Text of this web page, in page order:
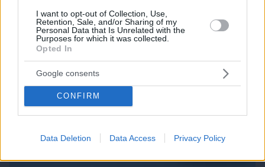
I want to opt-out of Collection, Use,
Retention, Sale, and/or Sharing of my
Personal Data that Is Unrelated with the
Purposes for which it was collected.
Opted In
Google consents
CONFIRM
Data Deletion Data Access Privacy Policy